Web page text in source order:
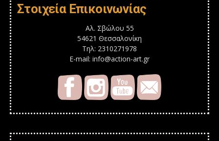
Στοιχεία Επικοινωνίας
Αλ. Σβώλου 55
54621 Θεσσαλονίκη
Τηλ: 2310271978
E-mail: info@action-art.gr